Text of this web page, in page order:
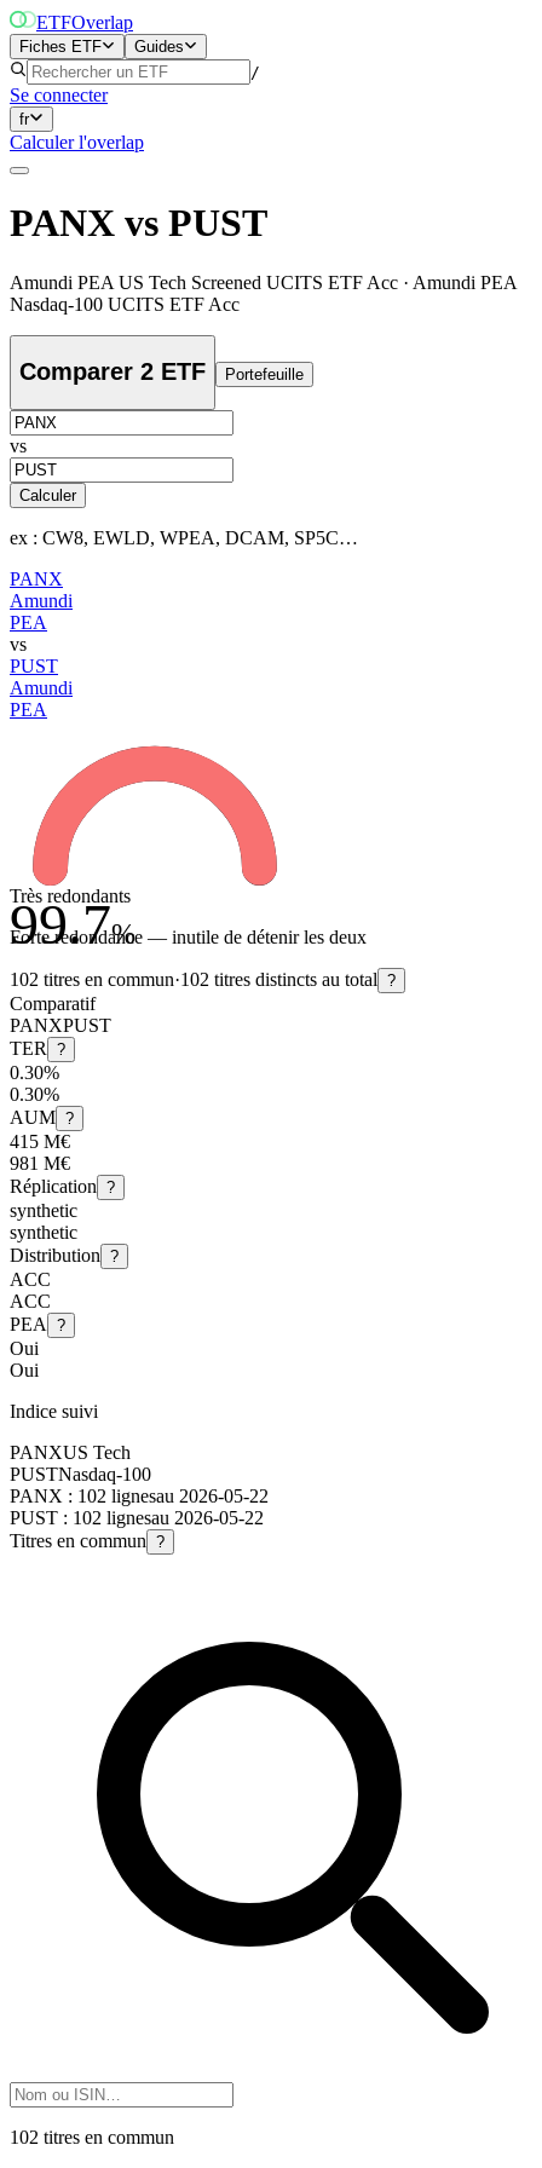
ETFOverlap
Fiches ETF
Guides
/
Se connecter
fr
Calculer l'overlap
PANX vs PUST
Amundi PEA US Tech Screened UCITS ETF Acc · Amundi PEA
Nasdaq-100 UCITS ETF Acc
Comparer 2 ETF Portefeuille
vs
Calculer
ex : CW8, EWLD, WPEA, DCAM, SP5C…
PANX
Amundi
PEA
vs
PUST
Amundi
PEA
99.7%
Très redondants
Forte redondance — inutile de détenir les deux
102 titres en commun·102 titres distincts au total ?
Comparatif
PANXPUST
TER
?
0.30%
0.30%
AUM ?
415 M€
981 M€
Réplication ?
synthetic
synthetic
Distribution ?
ACC
ACC
PEA
?
Oui
Oui
Indice suivi
PANXUS Tech
PUSTNasdaq-100
PANX : 102 lignesau 2026-05-22
PUST : 102 lignesau 2026-05-22
Titres en commun ?
102 titres en commun